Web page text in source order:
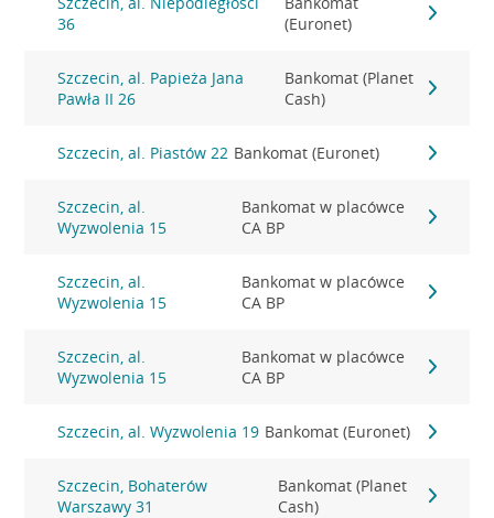
36
(Euronet)
Szczecin, al. Papieża Jana
Pawła II 26
Bankomat (Planet
Cash)
Szczecin, al. Piastów 22 Bankomat (Euronet)
Szczecin, al.
Wyzwolenia 15
Bankomat w placówce
CA BP
Szczecin, al.
Wyzwolenia 15
Bankomat w placówce
CA BP
Szczecin, al.
Wyzwolenia 15
Bankomat w placówce
CA BP
Szczecin, al. Wyzwolenia 19 Bankomat (Euronet)
Szczecin, Bohaterów
Warszawy 31
Bankomat (Planet
Cash)